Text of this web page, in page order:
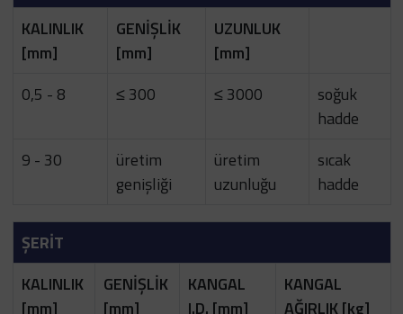
KALINLIK
[mm]
GENİŞLİK
[mm]
UZUNLUK
[mm]
0,5 - 8
≤ 300 ≤ 3000
soğuk
hadde
9 - 30
üretim
genişliği
üretim
uzunluğu
sıcak
hadde
ŞERİT
KALINLIK
[mm]
GENİŞLİK
[mm]
KANGAL
I.D. [mm]
KANGAL
AĞIRLIK [kg]